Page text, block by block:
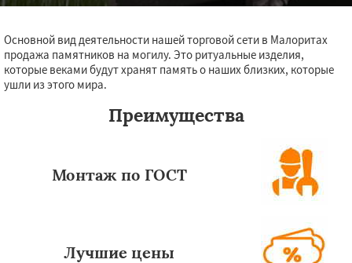
Основной вид деятельности нашей торговой сети в Малоритах
продажа памятников на могилу. Это ритуальные изделия,
которые веками будут хранят память о наших близких, которые
ушли из этого мира.
Преимущества
Монтаж по ГОСТ
Лучшие цены